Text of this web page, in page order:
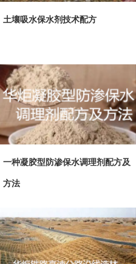
土壤吸水保水剂技术配方
一种凝胶型防渗保水调理剂配方及
方法